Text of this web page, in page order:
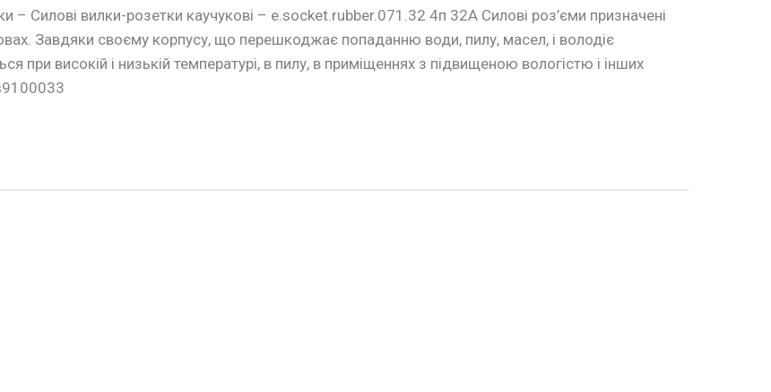
– Силові вилки-розетки каучукові – e.socket.rubber.071.32 4п 32А Силові роз’єми призначені
Завдяки своєму корпусу, що перешкоджає попаданню води, пилу, масел, і володіє
при високій і низькій температурі, в пилу, в приміщеннях з підвищеною вологістю і інших